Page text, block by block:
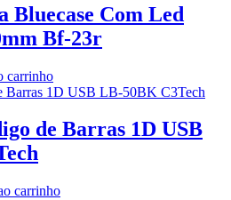
Bluecase Com Led
Bf-23r
carrinho
de Barras 1D USB
carrinho